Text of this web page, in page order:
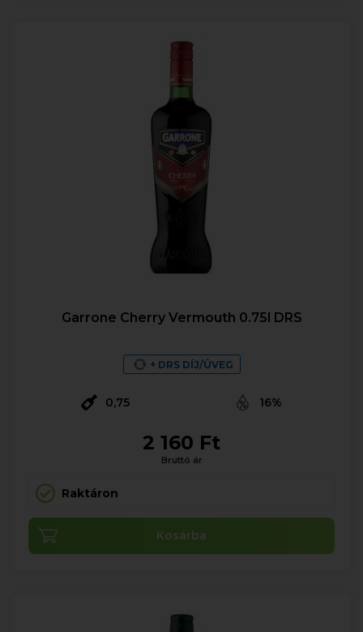
Garrone Cherry Vermouth 0.75l DRS
+ DRS DÍJ/ÜVEG
0,75 16%
2 160 Ft
Bruttó ár
Raktáron
Kosárba